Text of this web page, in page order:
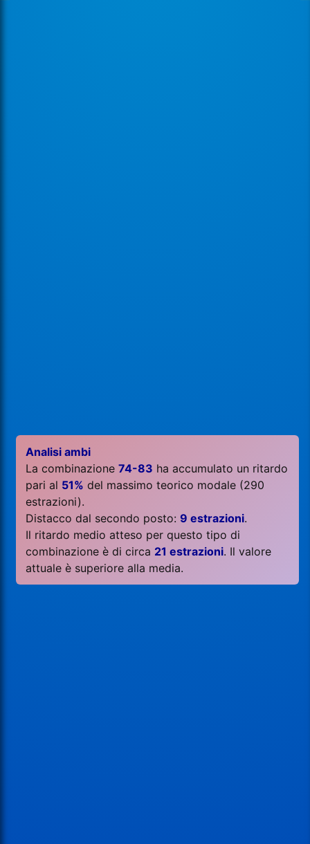
Analisi ambi
La combinazione74-83 ha accumulato un ritardo
pari al 51% del massimo teorico modale (290
estrazioni).
Distacco dal secondo posto:9 estrazioni.
Il ritardo medio atteso per questo tipo di
combinazione è di circa 21 estrazioni. Il valore
attuale è superiore alla media.